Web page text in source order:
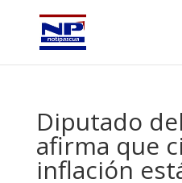
Diputado
afirma que
inflación